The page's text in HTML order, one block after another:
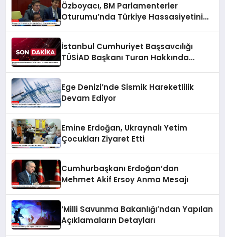
Özboyacı, BM Parlamenterler
Oturumu’nda Türkiye Hassasiyetini
İstanbul Cumhuriyet Başsavcılığı
TÜSİAD Başkanı Turan Hakkında
Ege Denizi’nde Sismik Hareketlilik
Devam Ediyor
Emine Erdoğan, Ukraynalı Yetim
Çocukları Ziyaret Etti
Cumhurbaşkanı Erdoğan’dan
Mehmet Akif Ersoy Anma Mesajı
‘Milli Savunma Bakanlığı’ndan Yapılan
Açıklamaların Detayları